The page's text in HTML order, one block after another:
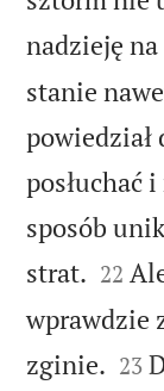
nadzieję
stanie
posłuchać
sposób
strat. 

22
wprawdzie
zginie. 

23